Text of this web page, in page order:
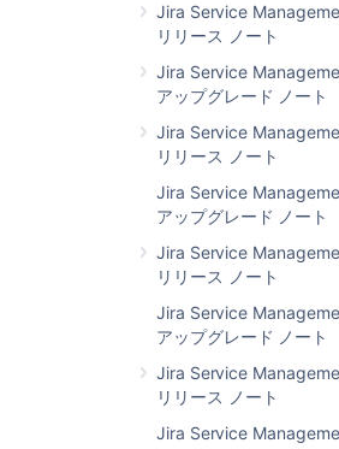
Jira Service
リリース ノート
Jira Service
アップグレード ノート
Jira Service
リリース ノート
Jira Service
アップグレード ノート
Jira Service
リリース ノート
Jira Service
アップグレード ノート
Jira Service
リリース ノート
Jira Service
ピープル
タブは新価格
中の JIRA サービスデスクでのみ
１か所で複数のポータルと
クセス可能